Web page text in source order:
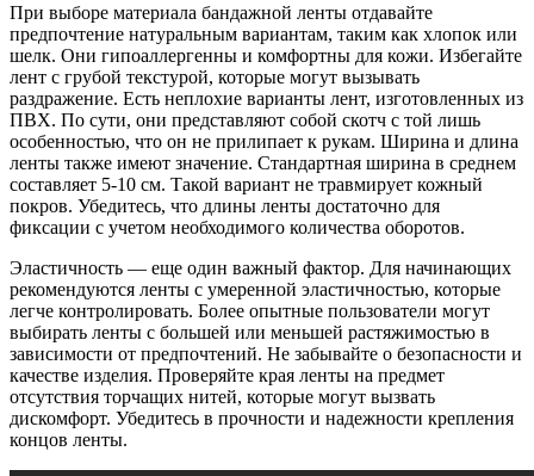
При выборе материала бандажной ленты отдавайте
предпочтение натуральным вариантам, таким как хлопок или
шелк. Они гипоаллергенны и комфортны для кожи. Избегайте
лент с грубой текстурой, которые могут вызывать
раздражение. Есть неплохие варианты лент, изготовленных из
ПВХ. По сути, они представляют собой скотч с той лишь
особенностью, что он не прилипает к рукам. Ширина и длина
ленты также имеют значение. Стандартная ширина в среднем
составляет 5-10 см. Такой вариант не травмирует кожный
покров. Убедитесь, что длины ленты достаточно для
фиксации с учетом необходимого количества оборотов.
Эластичность — еще один важный фактор. Для начинающих
рекомендуются ленты с умеренной эластичностью, которые
легче контролировать. Более опытные пользователи могут
выбирать ленты с большей или меньшей растяжимостью в
зависимости от предпочтений. Не забывайте о безопасности и
качестве изделия. Проверяйте края ленты на предмет
отсутствия торчащих нитей, которые могут вызвать
дискомфорт. Убедитесь в прочности и надежности крепления
концов ленты.